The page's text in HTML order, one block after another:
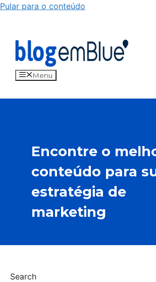
Pular para o conteúdo
Menu
Encontre o
conteúdo para
estratégia de
marketing
Search